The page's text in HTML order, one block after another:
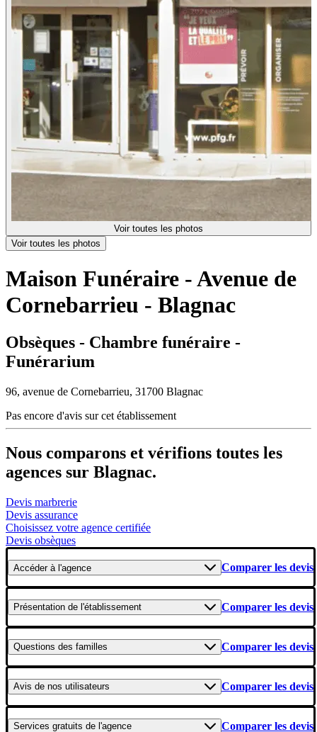
Voir toutes les photos
Voir toutes les photos
Maison Funéraire - Avenue de
Cornebarrieu - Blagnac
Obsèques - Chambre funéraire -
Funérarium
96, avenue de Cornebarrieu, 31700 Blagnac
Pas encore d'avis sur cet établissement
Nous comparons et vérifions toutes les
agences sur Blagnac.
Devis marbrerie
Devis assurance
Choisissez votre agence certifiée
Devis obsèques
Accéderà l'agence Comparer les devis
Présentation de l'établissement Comparer les devis
Questions des familles Comparer les devis
Avis de nos utilisateurs Comparer les devis
Services gratuits de l'agence Comparer les devis